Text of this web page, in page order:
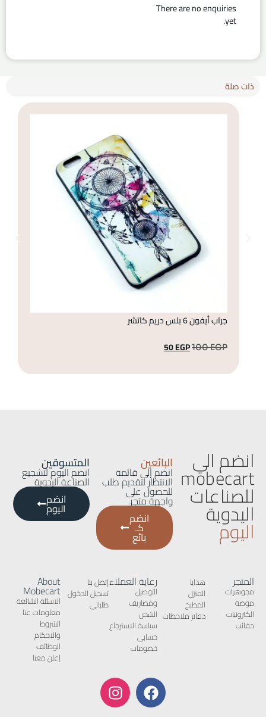
There are no enquiries
yet.
ذات صلة
جراب أيفون 6 بلس دريم كاتشر
100EGP
50EGP
انضم الي
mobecart
للصناعات
اليدوية
اليوم
البائعين
انضم إلى قائمة
الانتظار لتقديم طلب
للحصول على
واجهة متجر.
انضم
كـ
بائع
المتسوقين
انضم اليوم لتشجيع
الصناعة اليدوية
انضم
اليوم
المتجر
مجوهرات
موضة
الكترونيات
حقائب
هدايا
المنزل
المطبخ
دفاتر ملاحظات
رعاية العملاء
التوصيل
ومصاريف
الشحن
سياسة الاسترجاع
حسابى
خصومات
إتصل بنا
تسجيل الدخول
طلباتى
About
Mobecart
الاسئلة الشائعة
معلومات عنا
الشروط
والاحكام
الوظائف
إعلن معنا